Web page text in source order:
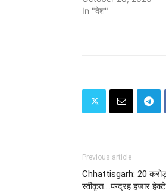
In "देश"
Previous article
Chhattisgarh: 20 करोड़
स्वीकृत....पन्द्रह हजार